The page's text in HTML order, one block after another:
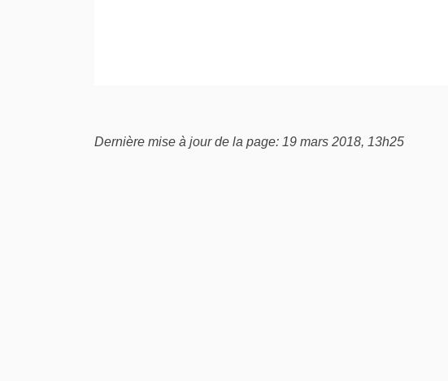
Dernière mise à jour de la page: 19 mars 2018, 13h25